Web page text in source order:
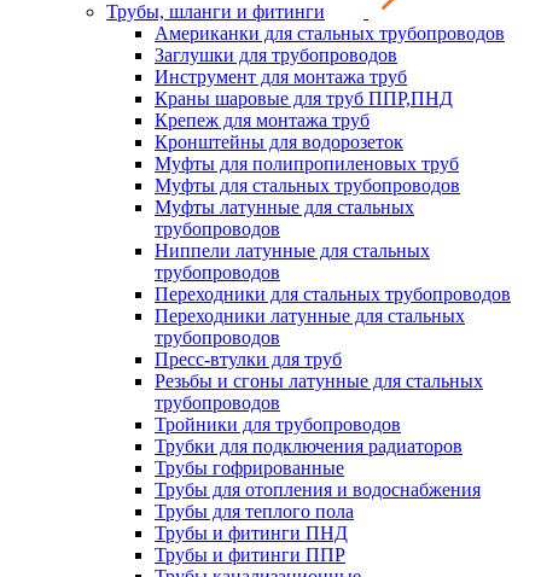
Трубы, шланги и фитинги
Американки для стальных трубопроводов
Заглушки для трубопроводов
Инструмент для монтажа труб
Краны шаровые для труб ППР,ПНД
Крепеж для монтажа труб
Кронштейны для водорозеток
Муфты для полипропиленовых труб
Муфты для стальных трубопроводов
Муфты латунные для стальных
трубопроводов
Ниппели латунные для стальных
трубопроводов
Переходники для стальных трубопроводов
Переходники латунные для стальных
трубопроводов
Пресс-втулки для труб
Резьбы и сгоны латунные для стальных
трубопроводов
Тройники для трубопроводов
Трубки для подключения радиаторов
Трубы гофрированные
Трубы для отопления и водоснабжения
Трубы для теплого пола
Трубы и фитинги ПНД
Трубы и фитинги ППР